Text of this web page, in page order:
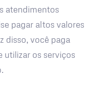
atendimentos
pagar altos valores
disso, você paga
utilizar os serviços